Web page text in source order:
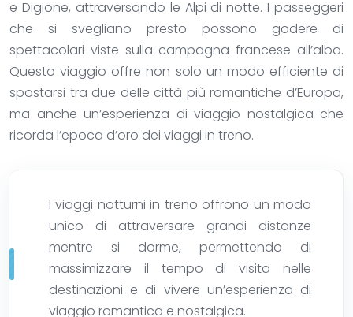
e Digione, attraversando le Alpi di notte. I passeggeri
che si svegliano presto possono godere di
spettacolari viste sulla campagna francese all’alba.
Questo viaggio offre non solo un modo efficiente di
spostarsi tra due delle città più romantiche d’Europa,
ma anche un’esperienza di viaggio nostalgica che
ricorda l’epoca d’oro dei viaggi in treno.
I viaggi notturni in treno offrono un modo
unico di attraversare grandi distanze
mentre si dorme, permettendo di
massimizzare il tempo di visita nelle
destinazioni e di vivere un’esperienza di
viaggio romantica e nostalgica.